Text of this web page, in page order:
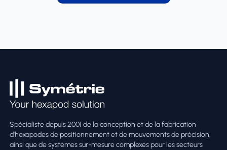
Spécialiste depuis 2001 de la conception et de la fabrication
d’hexapodes de positionnement et de mouvements de précision,
ainsi que de systèmes sur-mesure complexes pour les secteurs